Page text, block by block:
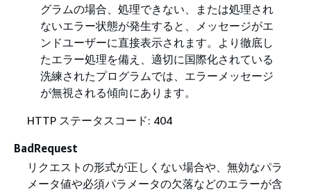
グラムの場合、処理できない、または処理され
ないエラー状態が発生すると、メッセージがエ
ンドユーザーに直接表示されます。より徹底し
たエラー処理を備え、適切に国際化されている
洗練されたプログラムでは、エラーメッセージ
が無視される傾向にあります。
HTTP ステータスコード: 404
BadRequest
リクエストの形式が正しくない場合や、無効なパラ
メータ値や必須パラメータの欠落などのエラーが含